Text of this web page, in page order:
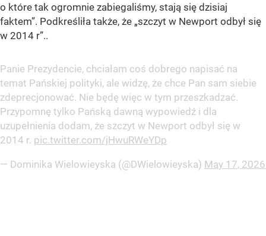
o które tak ogromnie zabiegaliśmy, stają się dzisiaj
faktem”. Podkreśliła także, że „szczyt w Newport odbył się
w 2014 r”..
Panie Prezydencie, chciałam coś dobrego napisać na
temat Pańskiej polityki, ale widzę, że chce Pan sam siebie
zdeprecjonować. Nie będę więc w tym przeszkadzać.
Przypomnę tylko Pańską dawną wypowiedź i dla
uzupełnienia dodam, że szczyt w Newport odbył się w
2014 r. pic.twitter.com/jHwuRWeYDp
— Dominika Wielowieyska (@DWielowieyska) May 17, 2026